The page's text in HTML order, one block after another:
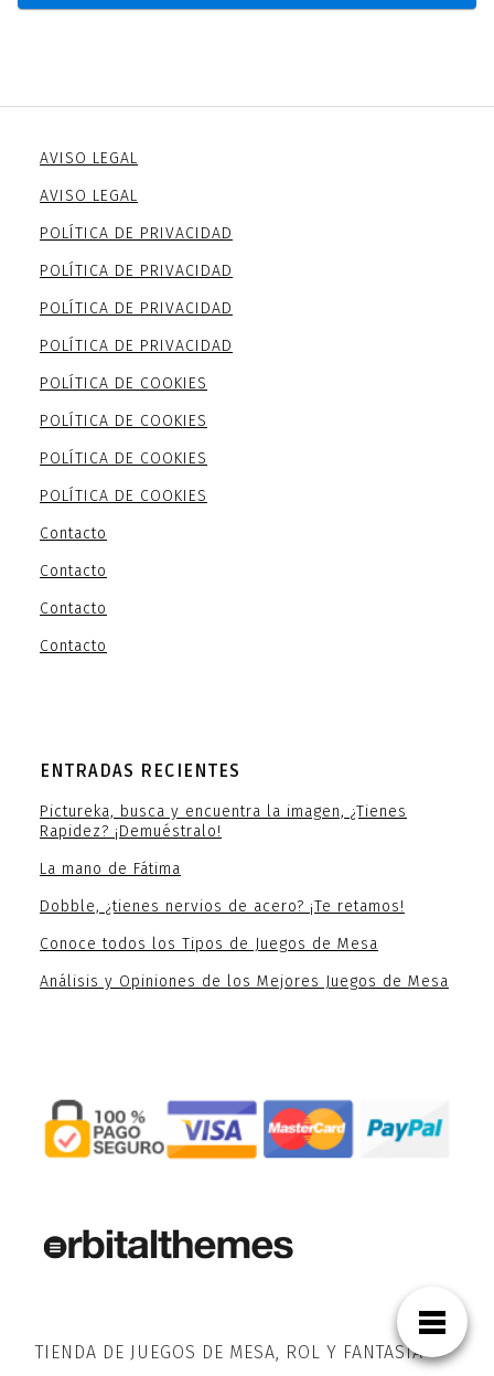
AVISO LEGAL
AVISO LEGAL
POLÍTICA DE PRIVACIDAD
POLÍTICA DE PRIVACIDAD
POLÍTICA DE PRIVACIDAD
POLÍTICA DE PRIVACIDAD
POLÍTICA DE COOKIES
POLÍTICA DE COOKIES
POLÍTICA DE COOKIES
POLÍTICA DE COOKIES
Contacto
Contacto
Contacto
Contacto
ENTRADAS RECIENTES
Pictureka, busca y encuentra la imagen, ¿Tienes
Rapidez? ¡Demuéstralo!
La mano de Fátima
Dobble, ¿tienes nervios de acero? ¡Te retamos!
Conoce todos los Tipos de Juegos de Mesa
Análisis y Opiniones de los Mejores Juegos de Mesa
TIENDA DE JUEGOS DE MESA, ROL Y FANTASÍA